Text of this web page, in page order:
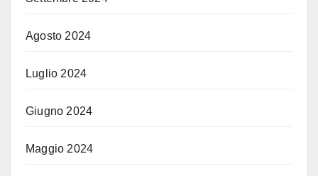
Agosto 2024
Luglio 2024
Giugno 2024
Maggio 2024